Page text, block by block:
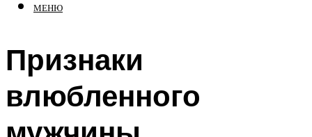
МЕНЮ
Признаки
влюбленного